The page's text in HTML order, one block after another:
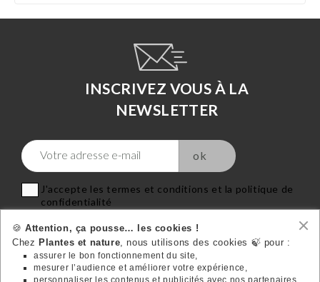
INSCRIVEZ VOUS À LA
NEWSLETTER
J'accepte les termes et conditions et la politique de
confidentialité
🍪Attention, ça pousse… les cookies !
Chez Plantes et nature, nous utilisons des cookies 🍃 pour :
assurer le bon fonctionnement du site,
mesurer l’audience et améliorer votre expérience,
personnaliser les contenus et publicités avec nos partenaires,